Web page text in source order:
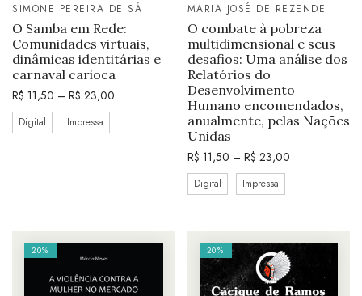
SIMONE PEREIRA DE SÁ
O Samba em Rede:
Comunidades virtuais,
dinâmicas identitárias e
carnaval carioca
R$ 11,50 – R$ 23,00
Digital Impressa
MARIA JOSÉ DE REZENDE
O combate à pobreza
multidimensional e seus
desafios: Uma análise dos
Relatórios do
Desenvolvimento
Humano encomendados,
anualmente, pelas Nações
Unidas
R$ 11,50 – R$ 23,00
Digital Impressa
20% 20%